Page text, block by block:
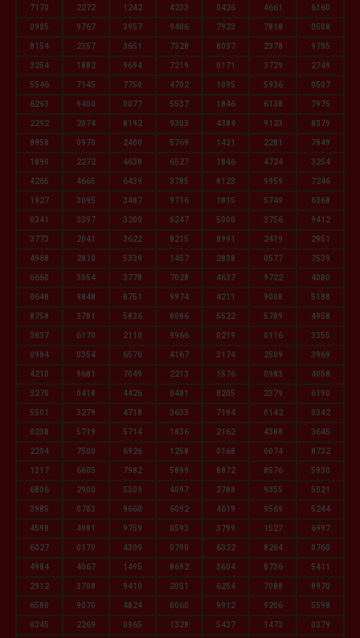
7170 2272 1242 4233 0426 4661 6160
0905 9767 3957 9406 7923 7818 0508
8154 2357 3651 7328 8037 2378 9795
3254 1882 9694 7219 0171 3729 2749
5546 7145 7750 4702 1095 5936 0507
6293 9400 0077 5537 1846 6138 7975
2292 2074 8192 9303 4384 9123 8379
8958 0970 2400 5769 1421 2281 7849
1890 2272 4638 6527 1846 4724 3254
4265 4665 6439 3785 8123 9959 7246
1927 3095 3487 9716 1815 5749 6368
0341 3397 3200 6247 5000 3756 9412
3773 2041 3622 8215 8991 2419 2951
4968 2810 5339 1457 2838 0577 7539
6660 3054 3778 7028 4637 9722 4080
0648 9848 8751 9974 4211 9008 5188
8758 3781 5836 8086 5522 5789 4958
3837 6170 2110 9966 0219 0116 3355
0984 0354 6576 4167 3174 2509 3969
4210 9681 7049 2213 1576 0983 4058
3270 0418 4426 0481 8205 2379 6190
5501 3279 4718 3633 7194 0142 0342
0238 5719 5714 1836 2162 4388 3645
2204 7500 6926 1258 0168 6074 8732
1317 6605 7982 5899 8872 8576 5930
6806 2900 5309 4097 2788 9355 5021
3985 0783 9660 6092 4619 9569 5244
4598 4981 9759 0593 3799 1527 6997
6027 0170 4309 0790 6322 8264 0760
4984 4067 1495 8692 3604 8736 5411
2912 3708 9410 2051 6254 7088 8970
6580 9070 4824 0060 9912 9206 5598
0345 2269 0965 1328 5437 1473 0379